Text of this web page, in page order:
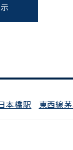
本橋駅 東西線